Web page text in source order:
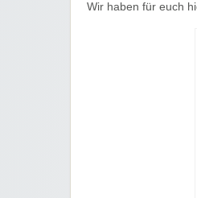
Wir haben für euch